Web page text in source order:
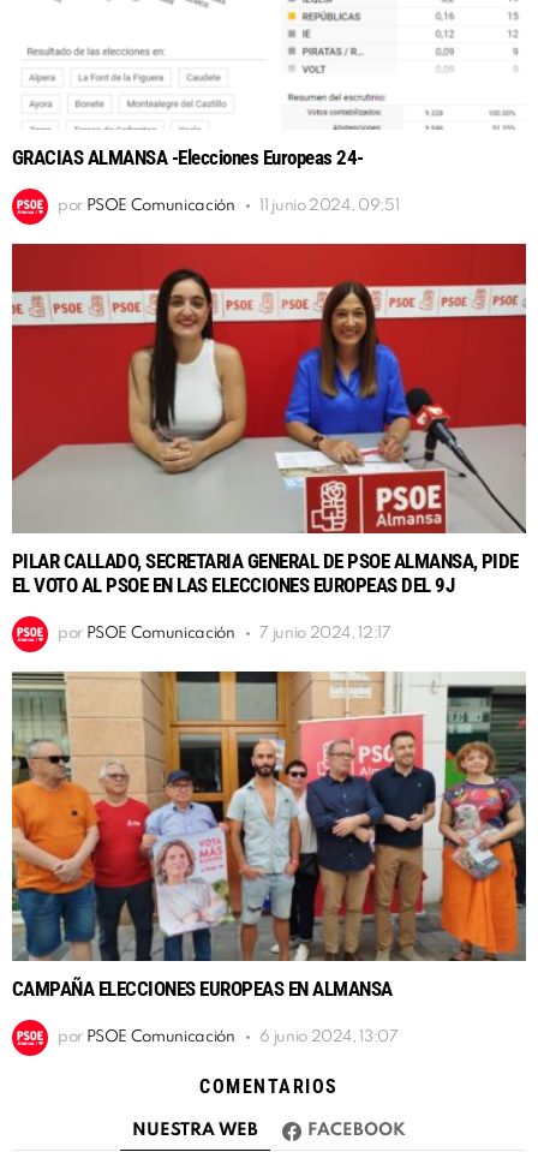
GRACIAS ALMANSA -Elecciones Europeas 24-
por PSOE Comunicación 11 junio 2024, 09:51
PILAR CALLADO, SECRETARIA GENERAL DE PSOE ALMANSA, PIDE
EL VOTO AL PSOE EN LAS ELECCIONES EUROPEAS DEL 9J
por PSOE Comunicación 7 junio 2024, 12:17
CAMPAÑA ELECCIONES EUROPEAS EN ALMANSA
por PSOE Comunicación 6 junio 2024, 13:07
COMENTARIOS
NUESTRA WEB FACEBOOK